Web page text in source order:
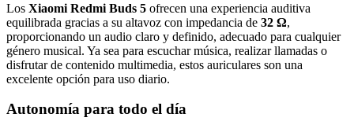
Los Xiaomi Redmi Buds 5 ofrecen una experiencia auditiva
equilibrada gracias a su altavoz con impedancia de 32 Ω,
proporcionando un audio claro y definido, adecuado para cualquier
género musical. Ya sea para escuchar música, realizar llamadas o
disfrutar de contenido multimedia, estos auriculares son una
excelente opción para uso diario.
Autonomía para todo el día